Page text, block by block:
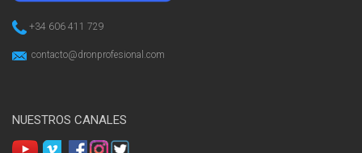
+34 606 411 729
contacto@dronprofesional.com
NUESTROS CANALES